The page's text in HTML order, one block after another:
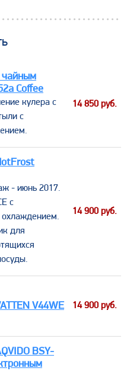
чайным
Coffee
кулера с
с
14 850 руб.
- июнь 2017.
c
охлаждением.
для
14 900 руб.
V44WE 14 900 руб.
BSY-